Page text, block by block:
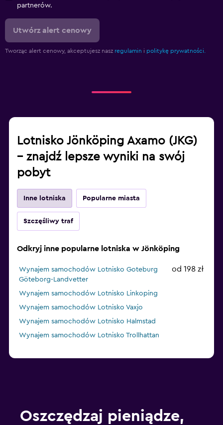
partnerów.
Utwórz alert cenowy
Tworząc alert cenowy, akceptujesz nasz regulamin i politykę prywatności.
Lotnisko Jönköping Axamo (JKG)
– znajdź lepsze wyniki na swój
pobyt
Inne lotniska Popularne miasta
Szczęśliwy traf
Odkryj inne popularne lotniska w Jönköping
Wynajem samochodów Lotnisko Goteburg
Göteborg-Landvetter
od 198 zł
Wynajem samochodów Lotnisko Linkoping
Wynajem samochodów Lotnisko Vaxjo
Wynajem samochodów Lotnisko Halmstad
Wynajem samochodów Lotnisko Trollhattan
Oszczędzaj pieniądze,